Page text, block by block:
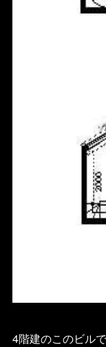
4階建のこのビル